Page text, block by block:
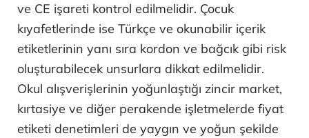
ve CE işareti kontrol edilmelidir. Çocuk
kıyafetlerinde ise Türkçe ve okunabilir içerik
etiketlerinin yanı sıra kordon ve bağcık gibi risk
oluşturabilecek unsurlara dikkat edilmelidir.
Okul alışverişlerinin yoğunlaştığı zincir market,
kırtasiye ve diğer perakende işletmelerde fiyat
etiketi denetimleri de yaygın ve yoğun şekilde